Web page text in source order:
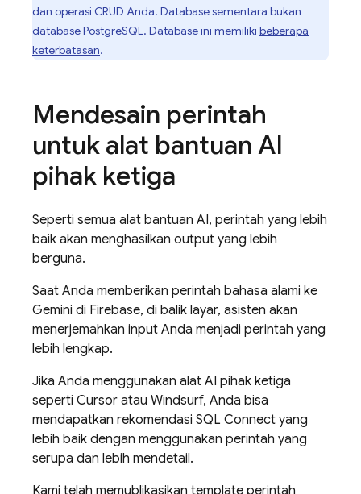
dan operasi CRUD Anda. Database sementara bukan
database PostgreSQL. Database ini memiliki beberapa
keterbatasan.
Mendesain perintah
untuk alat bantuan AI
pihak ketiga
Seperti semua alat bantuan AI, perintah yang lebih
baik akan menghasilkan output yang lebih
berguna.
Saat Anda memberikan perintah bahasa alami ke
Gemini di Firebase, di balik layar, asisten akan
menerjemahkan input Anda menjadi perintah yang
lebih lengkap.
Jika Anda menggunakan alat AI pihak ketiga
seperti Cursor atau Windsurf, Anda bisa
mendapatkan rekomendasi SQL Connect yang
lebih baik dengan menggunakan perintah yang
serupa dan lebih mendetail.
Kami telah memublikasikan template perintah